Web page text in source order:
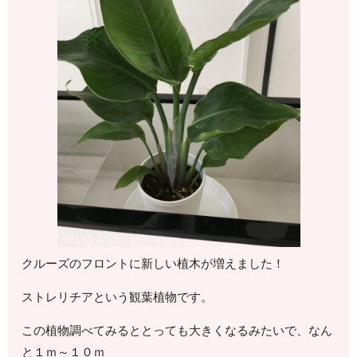
クルーズのフロントに新しい植木が増えました！
ストレリチアという観葉植物です。
この植物調べてみるととっても大きくなるみたいで、なん
と１ｍ～１０ｍ